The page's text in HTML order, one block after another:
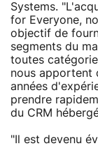
Systems.
for Everyone,
objectif de
segments du
toutes
nous apportent
années
prendre
du CRM
"Il est devenu